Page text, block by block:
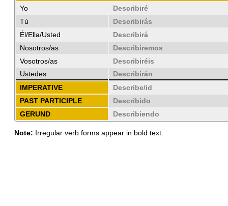
Yo
Describiré
Tú
Describirás
Él/Ella/Usted
Describirá
Nosotros/as
Describiremos
Vosotros/as
Describiréis
Ustedes
Describirán
IMPERATIVE
Describe/id
PAST PARTICIPLE
Describido
GERUND
Describiendo
Note: Irregular verb forms appear in bold text.